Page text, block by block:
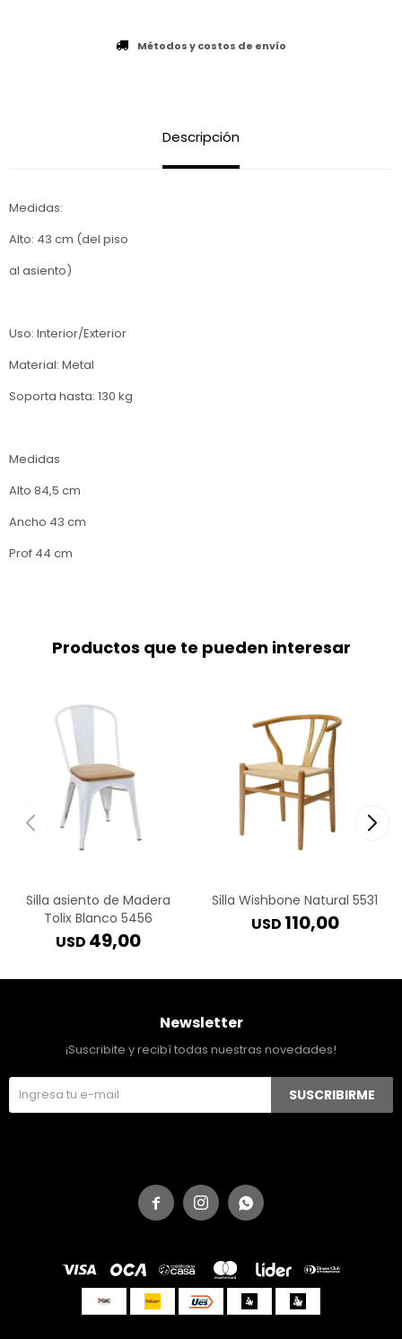
Métodos y costos de envío
Descripción
Medidas:
Alto: 43 cm (del piso
al asiento)
Uso: Interior/Exterior
Material: Metal
Soporta hasta: 130 kg
Medidas
Alto 84,5 cm
Ancho 43 cm
Prof 44 cm
Productos que te pueden interesar
Silla asiento de Madera
Tolix Blanco 5456
USD 49,00
Silla Wishbone Natural 5531
USD 110,00
  
Newsletter
¡Suscribite y recibí todas nuestras novedades!
SUSCRIBIRME